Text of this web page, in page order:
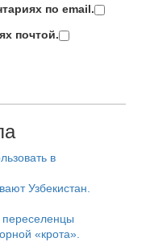
по email.
почтой.
в
Узбекистан.
переселенцы
«крота».